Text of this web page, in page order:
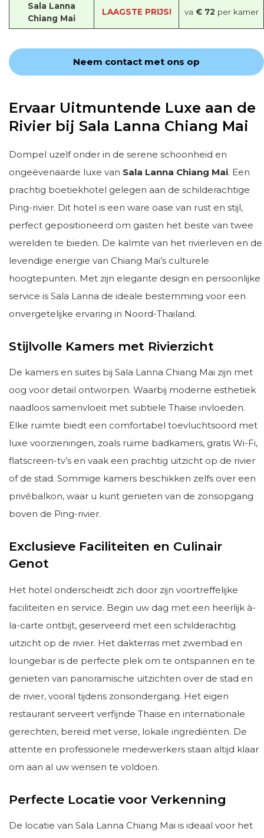
Sala Lanna
Chiang Mai
LAAGSTE PRIJS! va € 72 per kamer
Neem contact met ons op
Ervaar Uitmuntende Luxe aan de
Rivier bij Sala Lanna Chiang Mai
Dompel uzelf onder in de serene schoonheid en
ongeëvenaarde luxe van Sala Lanna Chiang Mai. Een
prachtig boetiekhotel gelegen aan de schilderachtige
Ping-rivier. Dit hotel is een ware oase van rust en stijl,
perfect gepositioneerd om gasten het beste van twee
werelden te bieden. De kalmte van het rivierleven en de
levendige energie van Chiang Mai’s culturele
hoogtepunten. Met zijn elegante design en persoonlijke
service is Sala Lanna de ideale bestemming voor een
onvergetelijke ervaring in Noord-Thailand.
Stijlvolle Kamers met Rivierzicht
De kamers en suites bij Sala Lanna Chiang Mai zijn met
oog voor detail ontworpen. Waarbij moderne esthetiek
naadloos samenvloeit met subtiele Thaise invloeden.
Elke ruimte biedt een comfortabel toevluchtsoord met
luxe voorzieningen, zoals ruime badkamers, gratis Wi-Fi,
flatscreen-tv’s en vaak een prachtig uitzicht op de rivier
of de stad. Sommige kamers beschikken zelfs over een
privébalkon, waar u kunt genieten van de zonsopgang
boven de Ping-rivier.
Exclusieve Faciliteiten en Culinair
Genot
Het hotel onderscheidt zich door zijn voortreffelijke
faciliteiten en service. Begin uw dag met een heerlijk à-
la-carte ontbijt, geserveerd met een schilderachtig
uitzicht op de rivier. Het dakterras met zwembad en
loungebar is de perfecte plek om te ontspannen en te
genieten van panoramische uitzichten over de stad en
de rivier, vooral tijdens zonsondergang. Het eigen
restaurant serveert verfijnde Thaise en internationale
gerechten, bereid met verse, lokale ingrediënten. De
attente en professionele medewerkers staan altijd klaar
om aan al uw wensen te voldoen.
Perfecte Locatie voor Verkenning
De locatie van Sala Lanna Chiang Mai is ideaal voor het